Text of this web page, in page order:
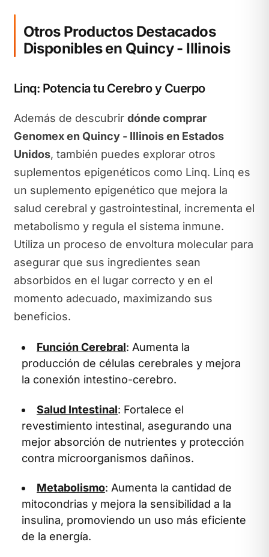
Otros Productos Destacados
Disponibles en Quincy - Illinois
Linq: Potencia tu Cerebro y Cuerpo
Además de descubrir dónde comprar
Genomex en Quincy - Illinois en Estados
Unidos, también puedes explorar otros
suplementos epigenéticos como Linq. Linq es
un suplemento epigenético que mejora la
salud cerebral y gastrointestinal, incrementa el
metabolismo y regula el sistema inmune.
Utiliza un proceso de envoltura molecular para
asegurar que sus ingredientes sean
absorbidos en el lugar correcto y en el
momento adecuado, maximizando sus
beneficios.
Función Cerebral: Aumenta la
producción de células cerebrales y mejora
la conexión intestino-cerebro.
Salud Intestinal: Fortalece el
revestimiento intestinal, asegurando una
mejor absorción de nutrientes y protección
contra microorganismos dañinos.
Metabolismo: Aumenta la cantidad de
mitocondrias y mejora la sensibilidad a la
insulina, promoviendo un uso más eficiente
de la energía.